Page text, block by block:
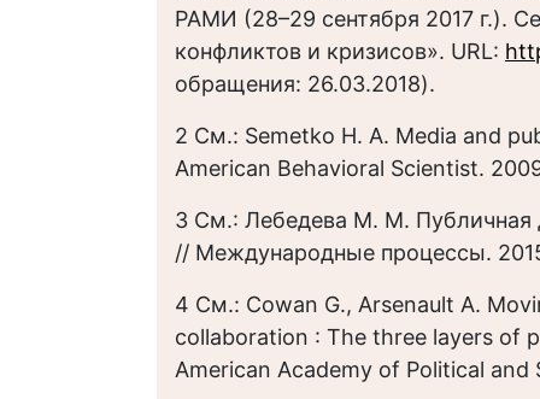
РАМИ (28–29 сентября 2017 г.).
конфликтов и кризисов». URL:
обращения: 26.03.2018).
2 См.: Semetko H. A. Media and
American Behavioral Scientist.
3 См.: Лебедева М. М. Публичная
// Международные процессы.
4 См.: Cowan G., Arsenault A.
collaboration : The three layers of
American Academy of Political and